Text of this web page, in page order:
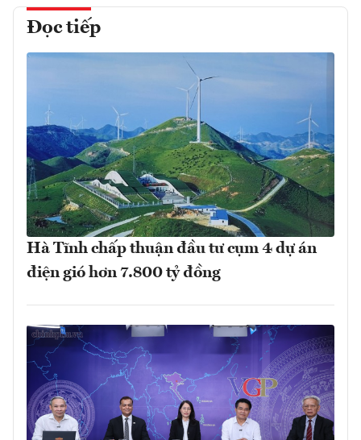
Đọc tiếp
Hà Tĩnh chấp thuận đầu tư cụm 4 dự án
điện gió hơn 7.800 tỷ đồng